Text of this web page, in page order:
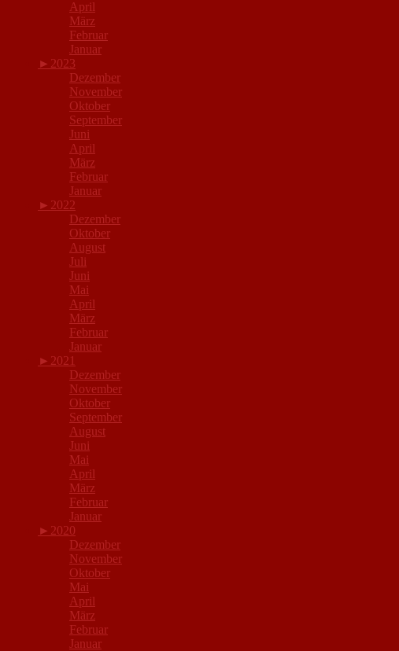
April
März
Februar
Januar
► 2023
Dezember
November
Oktober
September
Juni
April
März
Februar
Januar
► 2022
Dezember
Oktober
August
Juli
Juni
Mai
April
März
Februar
Januar
► 2021
Dezember
November
Oktober
September
August
Juni
Mai
April
März
Februar
Januar
► 2020
Dezember
November
Oktober
Mai
April
März
Februar
Januar